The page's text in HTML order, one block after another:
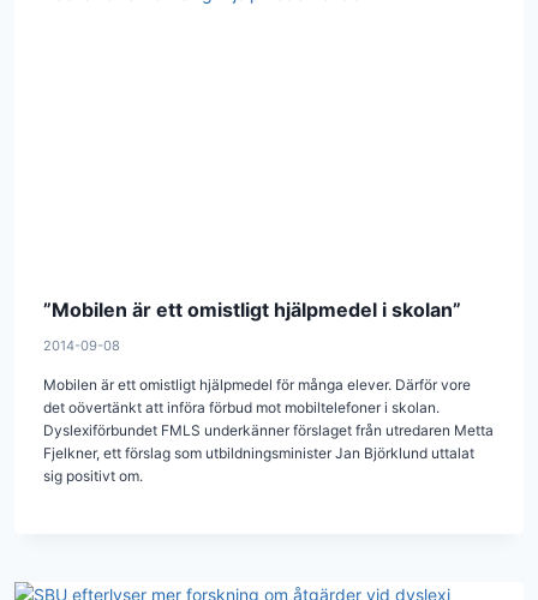
”Mobilen är ett omistligt hjälpmedel i skolan”
2014-09-08
Mobilen är ett omistligt hjälpmedel för många elever. Därför vore
det oövertänkt att införa förbud mot mobiltelefoner i skolan.
Dyslexiförbundet FMLS underkänner förslaget från utredaren Metta
Fjelkner, ett förslag som utbildningsminister Jan Björklund uttalat
sig positivt om.